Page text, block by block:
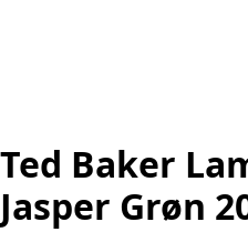
Ted Baker
Jasper Grøn